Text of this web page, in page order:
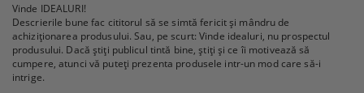
Vinde IDEALURI!
Descrierile bune fac cititorul să se simtă fericit și mândru de
achiziționarea produsului. Sau, pe scurt: Vinde idealuri, nu prospectul
produsului. Dacă știți publicul tintă bine, știți și ce îi motivează să
cumpere, atunci vă puteți prezenta produsele intr-un mod care să-i
intrige.